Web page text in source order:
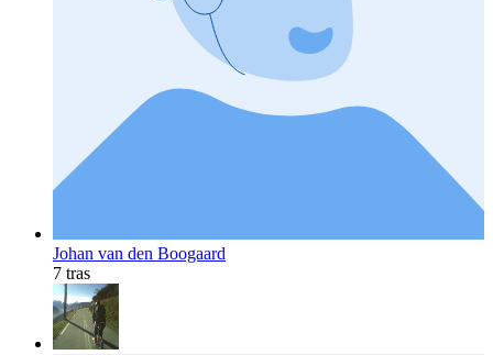
Johan van den Boogaard
7 tras